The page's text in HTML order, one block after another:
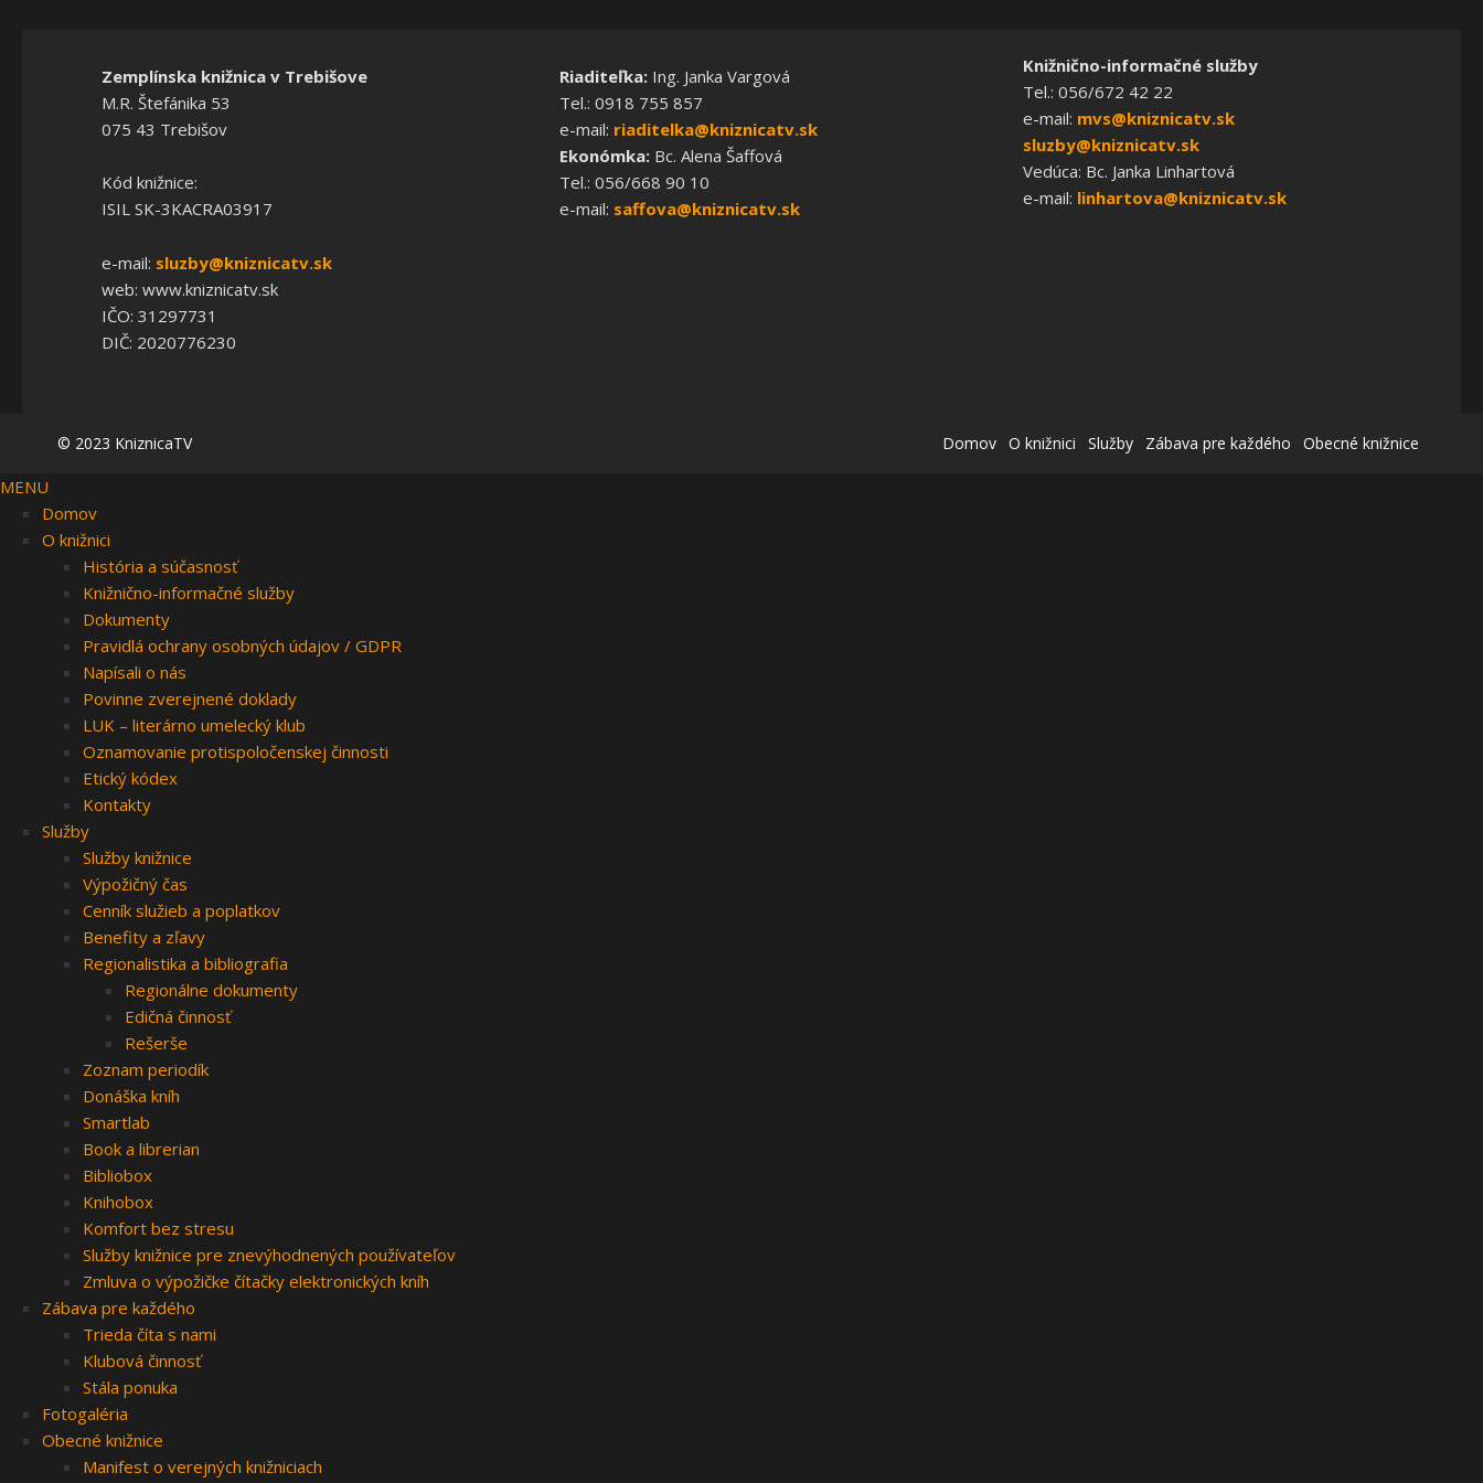
Zemplínska knižnica v Trebišove
M.R. Štefánika 53
075 43 Trebišov
Kód knižnice:
ISIL SK-3KACRA03917
e-mail: sluzby@kniznicatv.sk
web: www.kniznicatv.sk
IČO: 31297731
DIČ: 2020776230
Riaditeľka:Ing. Janka Vargová
Tel.: 0918 755 857
e-mail: riaditelka@kniznicatv.sk
Ekonómka:Bc. Alena Šaffová
Tel.: 056/668 90 10
e-mail: saffova@kniznicatv.sk
Knižnično-informačné služby
Tel.: 056/672 42 22
e-mail: mvs@kniznicatv.sk
sluzby@kniznicatv.sk
Vedúca: Bc. Janka Linhartová
e-mail: linhartova@kniznicatv.sk
© 2023 KniznicaTV Domov O knižnici Služby Zábava pre každého Obecné knižnice
MENU
Domov
O knižnici
História a súčasnosť
Knižnično-informačné služby
Dokumenty
Pravidlá ochrany osobných údajov / GDPR
Napísali o nás
Povinne zverejnené doklady
LUK – literárno umelecký klub
Oznamovanie protispoločenskej činnosti
Etický kódex
Kontakty
Služby
Služby knižnice
Výpožičný čas
Cenník služieb a poplatkov
Benefity a zľavy
Regionalistika a bibliografia
Regionálne dokumenty
Edičná činnosť
Rešerše
Zoznam periodík
Donáška kníh
Smartlab
Book a librerian
Bibliobox
Knihobox
Komfort bez stresu
Služby knižnice pre znevýhodnených používateľov
Zmluva o výpožičke čítačky elektronických kníh
Zábava pre každého
Trieda číta s nami
Klubová činnosť
Stála ponuka
Fotogaléria
Obecné knižnice
Manifest o verejných knižniciach